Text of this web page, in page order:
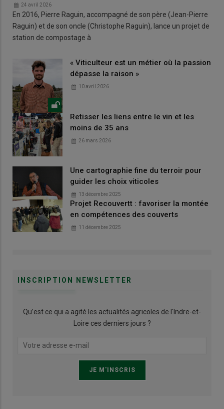
24 avril 2026
En 2016, Pierre Raguin, accompagné de son père (Jean-Pierre
Raguin) et de son oncle (Christophe Raguin), lance un projet de
station de compostage à
« Viticulteur est un métier où la passion
dépasse la raison »
10 avril 2026
Retisser les liens entre le vin et les
moins de 35 ans
26 mars 2026
Une cartographie fine du terroir pour
guider les choix viticoles
13 décembre 2025
Projet Recouvertt : favoriser la montée
en compétences des couverts
11 décembre 2025
INSCRIPTION NEWSLETTER
Qu’est ce qui a agité les actualités agricoles de l'Indre-et-
Loire ces derniers jours ?